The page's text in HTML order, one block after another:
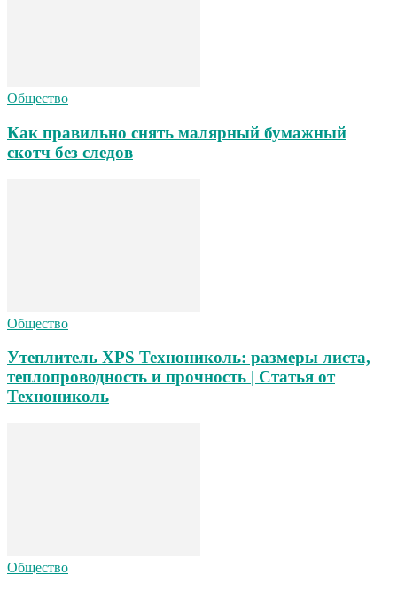
Общество
Как правильно снять малярный бумажный
скотч без следов
Общество
Утеплитель XPS Технониколь: размеры листа,
теплопроводность и прочность | Статья от
Технониколь
Общество